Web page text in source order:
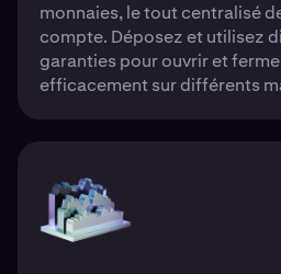
monnaies, le tout centralisé
compte. Déposez et utilisez
garanties pour ouvrir et
efficacement sur différents